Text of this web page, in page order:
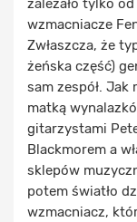
zależało tylko
wzmacniacze
Zwłaszcza, że
żeńska część)
sam zespół.
matką
gitarzystami
Blackmorem a
sklepów
potem światło
wzmacniacz,